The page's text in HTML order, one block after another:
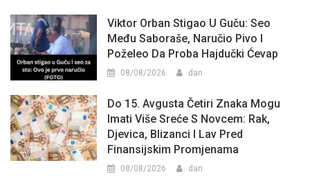
Viktor Orban Stigao U Guču: Seo
Među Saboraše, Naručio Pivo I
Poželeo Da Proba Hajdučki Ćevap
08/08/2026 dan
Do 15. Avgusta Četiri Znaka Mogu
Imati Više Sreće S Novcem: Rak,
Djevica, Blizanci I Lav Pred
Finansijskim Promjenama
08/08/2026 dan